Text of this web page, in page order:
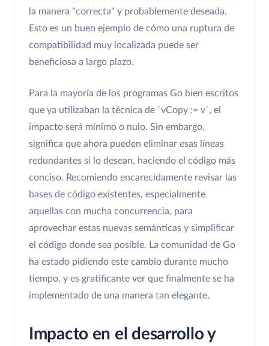
la manera "correcta" y probablemente deseada.
Esto es un buen ejemplo de cómo una ruptura de
compatibilidad muy localizada puede ser
beneficiosa a largo plazo.
Para la mayoría de los programas Go bien escritos
que ya utilizaban la técnica de `vCopy := v`, el
impacto será mínimo o nulo. Sin embargo,
significa que ahora pueden eliminar esas líneas
redundantes si lo desean, haciendo el código más
conciso. Recomiendo encarecidamente revisar las
bases de código existentes, especialmente
aquellas con mucha concurrencia, para
aprovechar estas nuevas semánticas y simplificar
el código donde sea posible. La comunidad de Go
ha estado pidiendo este cambio durante mucho
tiempo, y es gratificante ver que finalmente se ha
implementado de una manera tan elegante.
Impacto en el desarrollo y